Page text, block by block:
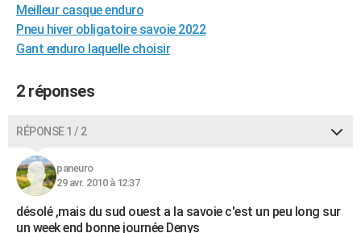
Alimentation
Guide de la santé
Maladies
Médicaments
Sommeil
VOYAGE
PHOTO
Carte de Noël
Carte Bonne année
Carte Saint-Valentin
Carte Pâques
Carte d'anniversaire
DICTIONNAIRE
PROGRAMME TV
Meilleur casque enduro
Pneu hiver obligatoire savoie 2022
Gant enduro laquelle choisir
2 réponses
RÉPONSE 1 / 2
paneuro
29 avr. 2010 à 12:37
désolé ,mais du sud ouest a la savoie c'est un peu long sur
un week end bonne journée Denys